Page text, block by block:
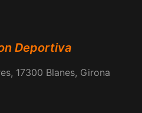
Deportiva
17300 Blanes, Girona